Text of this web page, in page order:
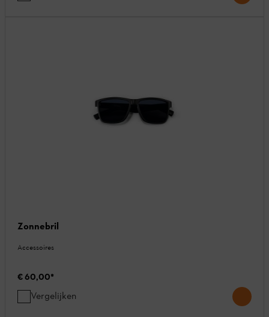
Zonnebril
Accessoires
€ 60,00*
Vergelijken